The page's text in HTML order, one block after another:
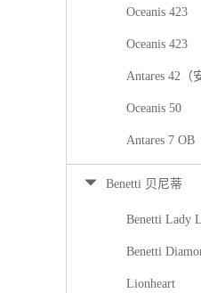
Oceanis 423
Oceanis 423
Antares 42（
Oceanis 50
Antares 7 OB
Benetti 贝尼蒂
Benetti Lady
Benetti
Lionheart